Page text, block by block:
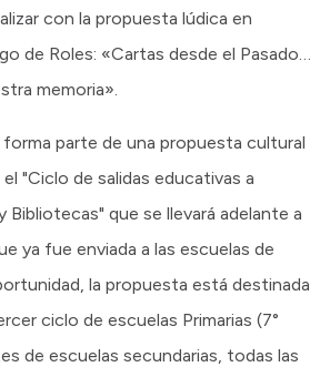
con la propuesta lúdica en
de Roles: «Cartas desde el Pasado…
memoria».
forma parte de una propuesta cultural
"Ciclo de salidas educativas a
Bibliotecas" que se llevará adelante a
ya fue enviada a las escuelas de
la propuesta está destinada
ciclo de escuelas Primarias (7°
de escuelas secundarias, todas las